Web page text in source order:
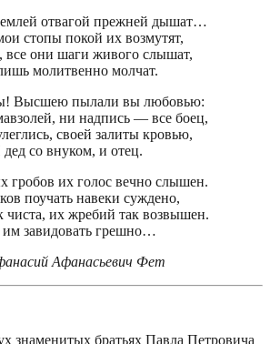
отвагой прежней дышат…
стопы покой их возмутят,
все они шаги живого слышат,
молитвенно молчат.
Высшею пылали вы любовью:
ни надпись — все боец,
своей залиты кровью,
со внуком, и отец.
гробов их голос вечно слышен.
поучать навеки суждено,
чиста, их жребий так возвышен.
им завидовать грешно…
Афанасьевич Фет
знаменитых братьях Павла Петровича